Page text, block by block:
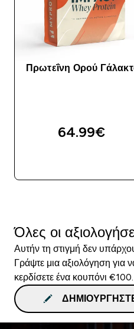
Πρωτεΐνη Ορού
64.99€‎
Όλες οι
Αυτήν τη στιγμή δεν
Γράψτε μια αξιολόγηση για
κερδίσετε ένα κουπόνι €100.